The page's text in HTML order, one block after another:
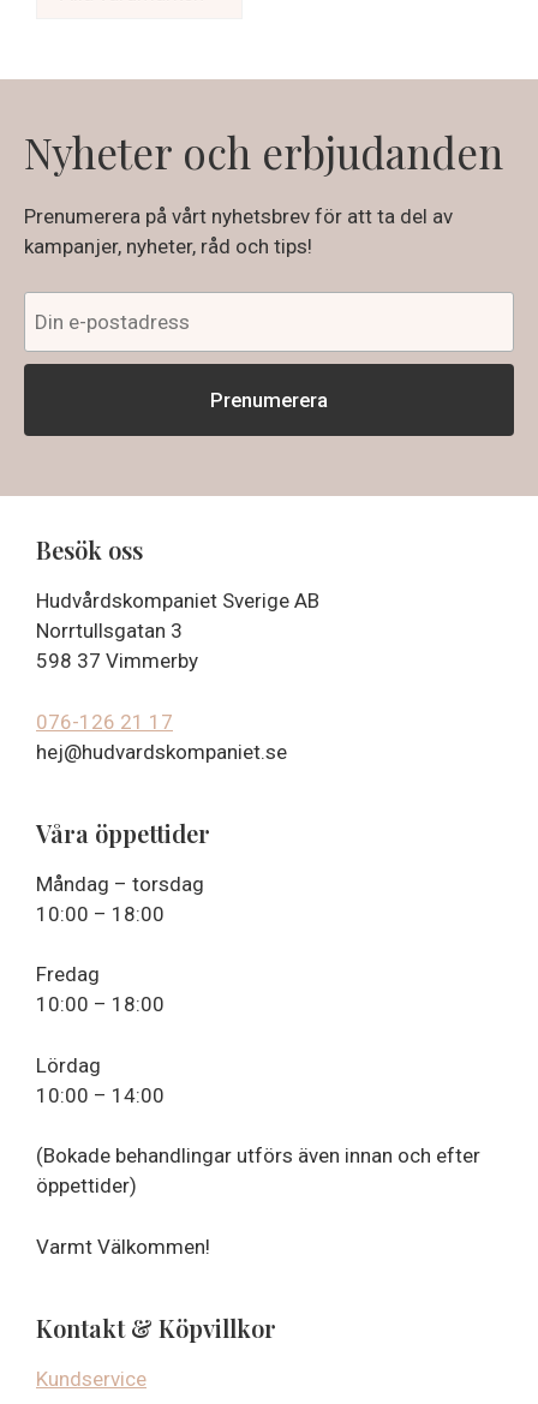
Nyheter och erbjudanden
Prenumerera på vårt nyhetsbrev för att ta del av
kampanjer, nyheter, råd och tips!
Besök oss
Hudvårdskompaniet Sverige AB
Norrtullsgatan 3
598 37 Vimmerby
076-126 21 17
hej@hudvardskompaniet.se
Våra öppettider
Måndag – torsdag
10:00 – 18:00
Fredag
10:00 – 18:00
Lördag
10:00 – 14:00
(Bokade behandlingar utförs även innan och efter
öppettider)
Varmt Välkommen!
Kontakt & Köpvillkor
Kundservice